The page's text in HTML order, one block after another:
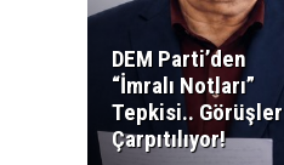
DEM Parti’den
“İmralı Notları”
Tepkisi.. Görüşler
Çarpıtılıyor!